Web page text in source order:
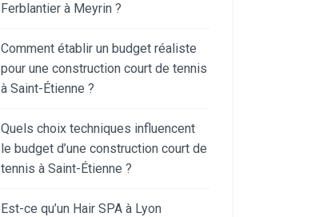
Ferblantier à Meyrin ?
Comment établir un budget réaliste
pour une construction court de tennis
à Saint-Étienne ?
Quels choix techniques influencent
le budget d’une construction court de
tennis à Saint-Étienne ?
Est-ce qu’un Hair SPA à Lyon